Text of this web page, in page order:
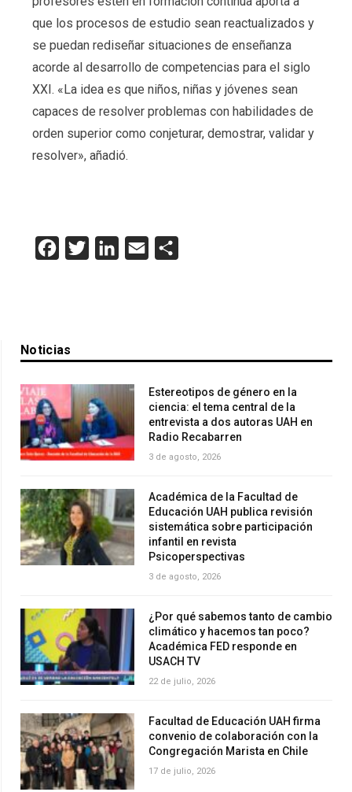
que los procesos de estudio sean reactualizados y
se puedan rediseñar situaciones de enseñanza
acorde al desarrollo de competencias para el siglo
XXI. «La idea es que niños, niñas y jóvenes sean
capaces de resolver problemas con habilidades de
orden superior como conjeturar, demostrar, validar y
resolver», añadió.
Facebook
Twitter LinkedInEmail
Noticias
Estereotipos de género en la
ciencia: el tema central de la
entrevista a dos autoras UAH en
Radio Recabarren
3 de agosto, 2026
Académica de la Facultad de
Educación UAH publica revisión
sistemática sobre participación
infantil en revista
Psicoperspectivas
3 de agosto, 2026
¿Por qué sabemos tanto de cambio
climático y hacemos tan poco?
Académica FED responde en
USACH TV
22 de julio, 2026
Facultad de Educación UAH firma
convenio de colaboración con la
Congregación Marista en Chile
17 de julio, 2026